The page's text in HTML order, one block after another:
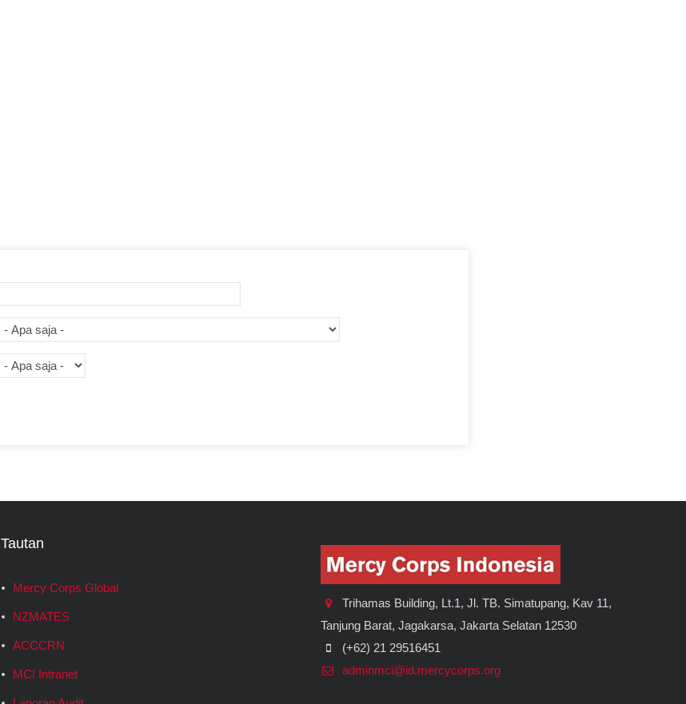
Tautan
Mercy Corps Global
NZMATES
ACCCRN
MCI Intranet
Trihamas Building, Lt.1, Jl. TB. Simatupang, Kav 11,
Tanjung Barat, Jagakarsa, Jakarta Selatan 12530
(+62) 21 29516451
adminmci@id.mercycorps.org